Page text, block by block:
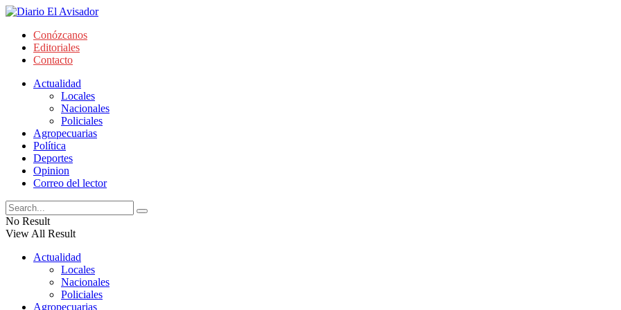
Conózcanos
Editoriales
Contacto
Actualidad
Locales
Nacionales
Policiales
Agropecuarias
Política
Deportes
Opinion
Correo del lector
No Result
View All Result
Actualidad
Locales
Nacionales
Policiales
Agropecuarias